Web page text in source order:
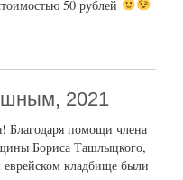
50 рублей
2021
Благодаря помощи члена
Бориса Ташлыцкого,
еврейском кладбище были